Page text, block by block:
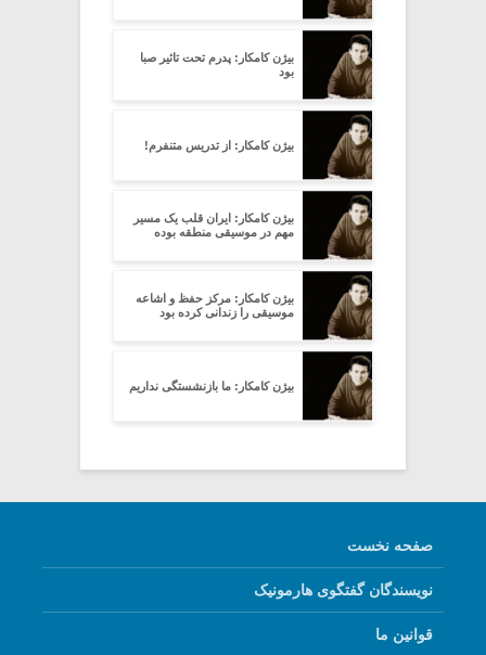
بیژن کامکار: پدرم تحت تاثیر صبا
بود
بیژن کامکار: از تدریس متنفرم!
بیژن کامکار: ایران قلب یک مسیر
مهم در موسیقی منطقه بوده
بیژن کامکار: مرکز حفظ و اشاعه
موسیقی را زندانی کرده بود
بیژن کامکار: ما بازنشستگی نداریم
صفحه نخست
نویسندگان گفتگوی هارمونیک
قوانین ما